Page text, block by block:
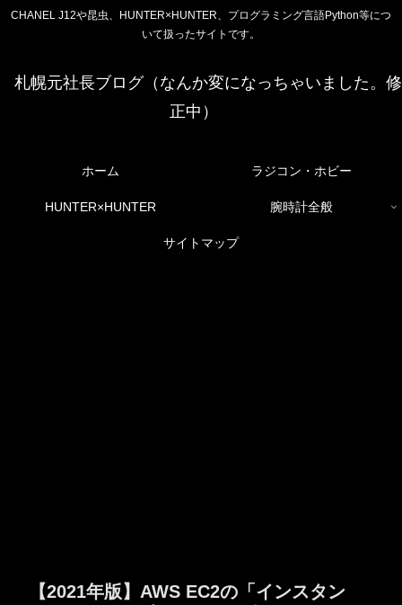
CHANEL J12や昆虫、HUNTER×HUNTER、プログラミング言語Python等につ
いて扱ったサイトです。
札幌元社長ブログ（なんか変になっちゃいました。修
正中）
ホーム ラジコン・ホビー
HUNTER×HUNTER 腕時計全般
サイトマップ
【2021年版】AWS EC2の「インスタン